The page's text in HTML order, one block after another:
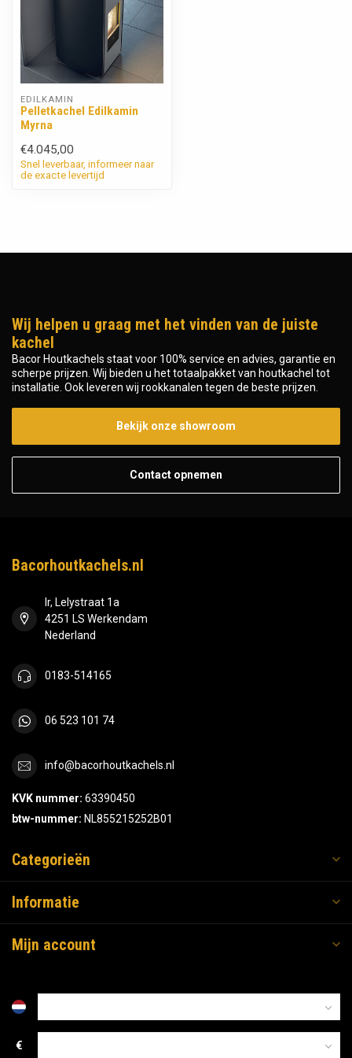
EDILKAMIN
Pelletkachel Edilkamin
Myrna
€4.045,00
Snel leverbaar, informeer naar
de exacte levertijd
Wij helpen u graag met het vinden van de juiste
kachel
Bacor Houtkachels staat voor 100% service en advies, garantie en
scherpe prijzen. Wij bieden u het totaalpakket van houtkachel tot
installatie. Ook leveren wij rookkanalen tegen de beste prijzen.
Bekijk onze showroom
Contact opnemen
Bacorhoutkachels.nl
Ir, Lelystraat 1a
4251 LS Werkendam
Nederland
0183-514165
06 523 101 74
info@bacorhoutkachels.nl
KVK nummer: 63390450
btw-nummer: NL855215252B01
Categorieën
Informatie
Mijn account
€